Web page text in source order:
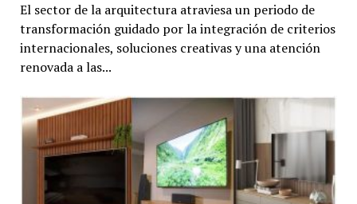
El sector de la arquitectura atraviesa un periodo de
transformación guidado por la integración de criterios
internacionales, soluciones creativas y una atención
renovada a las...